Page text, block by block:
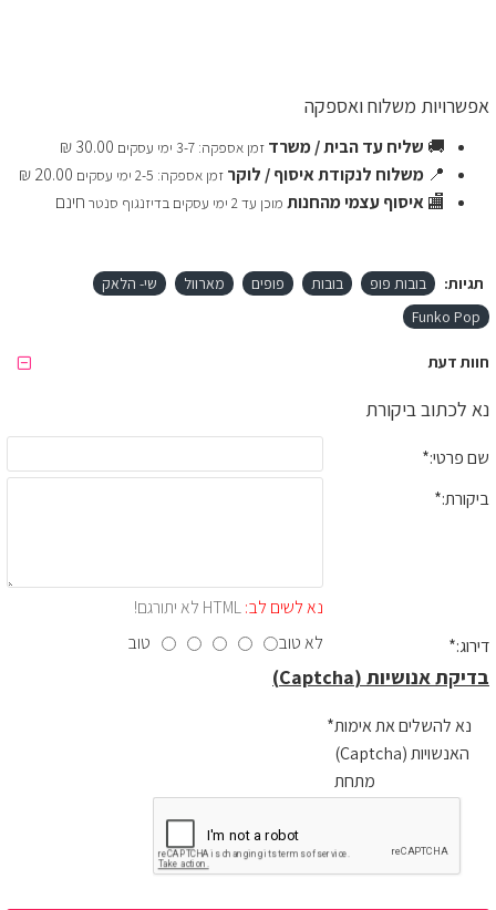
אפשרויות משלוח ואספקה
🚚 שליח עד הבית / משרד זמן אספקה: 3-7 ימי עסקים
30.00 ₪
📍 משלוח לנקודת איסוף / לוקר זמן אספקה: 2-5 ימי עסקים
20.00 ₪
🏬איסוף עצמי מהחנות מוכן עד 2 ימי עסקים בדיזנגוף סנטר חינם
תגיות: בובות פופ בובות פופים מארוול
שי- הלאק
Funko Pop
חוות דעת
נא לכתוב ביקורת
שם פרטי:
ביקורת:
נא לשים לב:
דירוג:
לא טוב טוב
בדיקת אנושיות (Captcha)
נא להשלים את אימות
האנשויות (Captcha)
מתחת